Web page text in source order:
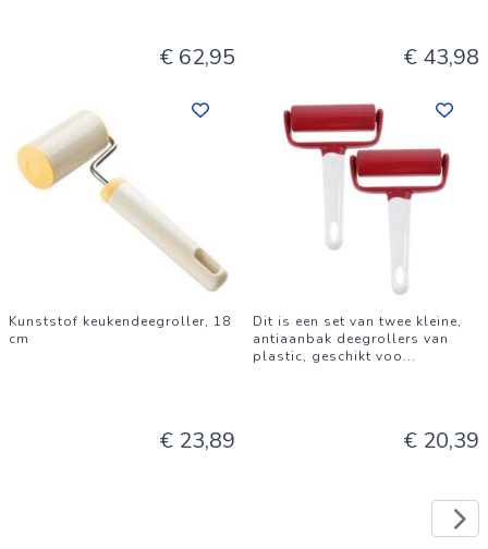
€ 62,95 € 43,98
Kunststof keukendeegroller, 18
cm
€ 23,89
Dit is een set van twee kleine,
antiaanbak deegrollers van
plastic, geschikt voo...
€ 20,39